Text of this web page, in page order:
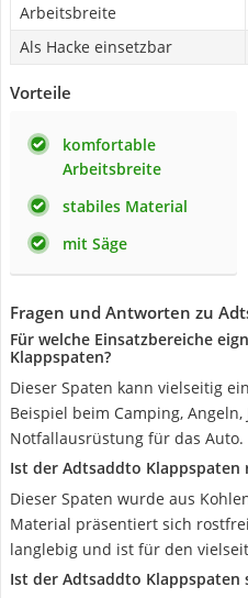
Arbeitsbreite
Als Hacke einsetzbar
Vorteile
komfortable
Arbeitsbreite
stabiles Material
mit Säge
Fragen und Antworten zu
Für welche Einsatzbereiche
Klappspaten?
Dieser Spaten kann vielseitig
Beispiel beim Camping, Angeln,
Notfallausrüstung für das Auto.
Ist der Adtsaddto Klappspaten
Dieser Spaten wurde aus
Material präsentiert sich
langlebig und ist für den
Ist der Adtsaddto Klappspaten